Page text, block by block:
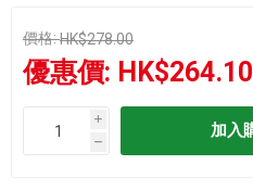
價格:HK$278.00
優惠價: HK$264.10
i
h